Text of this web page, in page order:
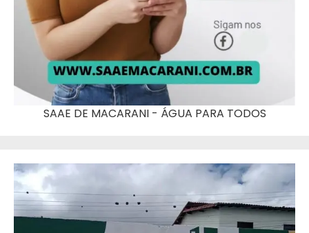
SAAE DE MACARANI - ÁGUA PARA TODOS